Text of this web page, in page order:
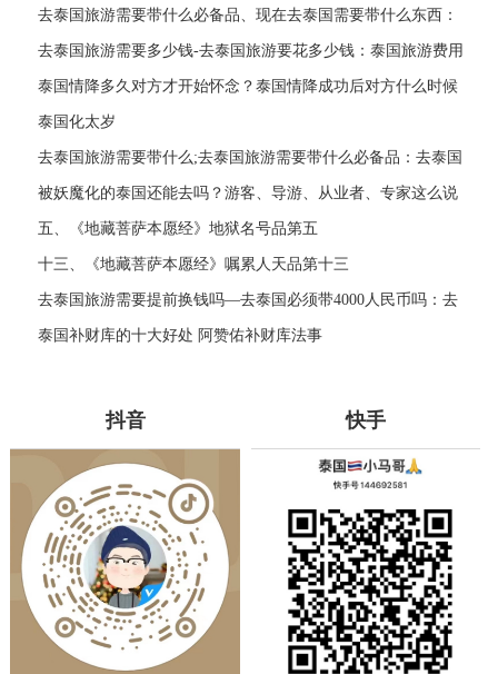
去泰国旅游需要带什么必备品、现在去泰国需要带什么东西：
泰国旅游必备品清单
去泰国旅游需要多少钱-去泰国旅游要花多少钱：泰国旅游费用
参考
泰国情降多久对方才开始怀念？泰国情降成功后对方什么时候
找你？
泰国化太岁
去泰国旅游需要带什么;去泰国旅游需要带什么必备品：去泰国
旅游必备清单
被妖魔化的泰国还能去吗？游客、导游、从业者、专家这么说
五、《地藏菩萨本愿经》地狱名号品第五
十三、《地藏菩萨本愿经》嘱累人天品第十三
去泰国旅游需要提前换钱吗—去泰国必须带4000人民币吗：去
泰国旅游需提前换钱吗
泰国补财库的十大好处 阿赞佑补财库法事
抖音 快手